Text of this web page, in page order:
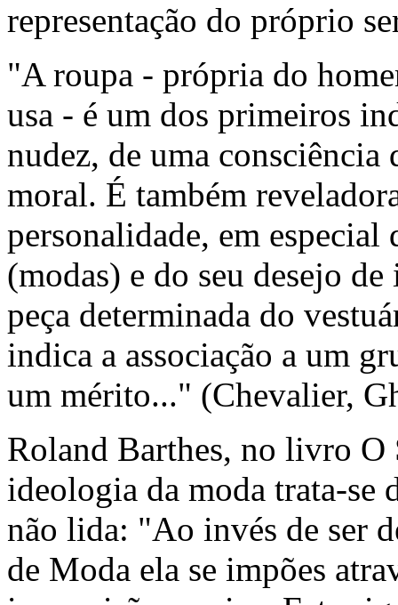
representação do próprio
"A roupa - própria do
usa - é um dos primeiros
nudez, de uma consciência
moral. É também
personalidade, em
(modas) e do seu desejo
peça determinada do
indica a associação a um
um mérito..." (Chevalier,
Roland Barthes, no livro O
ideologia da moda trata-se
não lida: "Ao invés de ser
de Moda ela se impões